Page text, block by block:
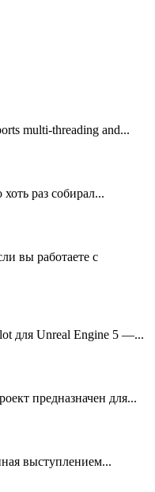
multi-threading and...
хоть раз собирал...
вы работаете с
для Unreal Engine 5 —...
предназначен для...
выступлением...